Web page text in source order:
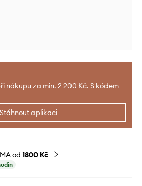
nákupu za min. 2 200 Kč. S kódem
Stáhnout aplikaci
od 1800 Kč